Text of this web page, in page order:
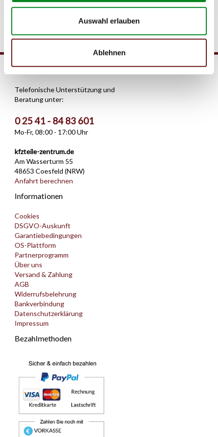
Auswahl erlauben
Ablehnen
Service Hotline
Telefonische Unterstützung und
Beratung unter:
0 25 41 - 84 83 601
Mo-Fr, 08:00 - 17:00 Uhr
kfzteile-zentrum.de
Am Wasserturm 55
48653 Coesfeld (NRW)
Anfahrt berechnen
Informationen
Cookies
DSGVO-Auskunft
Garantiebedingungen
OS-Plattform
Partnerprogramm
Über uns
Versand & Zahlung
AGB
Widerrufsbelehrung
Bankverbindung
Datenschutzerklärung
Impressum
Bezahlmethoden